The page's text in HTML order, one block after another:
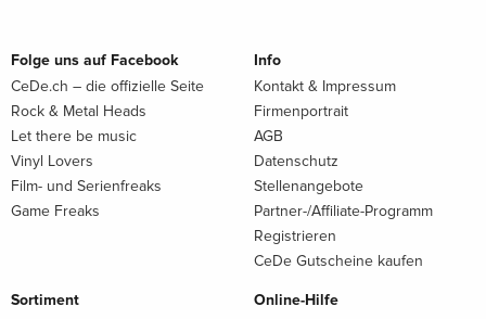
Folge uns auf Facebook
CeDe.ch – die offizielle Seite
Rock & Metal Heads
Let there be music
Vinyl Lovers
Film- und Serienfreaks
Game Freaks
Info
Kontakt & Impressum
Firmenportrait
AGB
Datenschutz
Stellenangebote
Partner-/Affiliate-Programm
Registrieren
CeDe Gutscheine kaufen
Sortiment
Online-Hilfe